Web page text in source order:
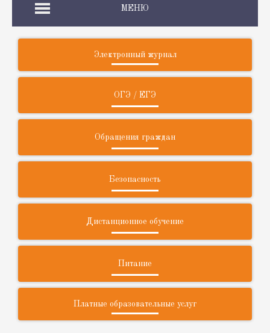
МЕНЮ
Электронный журнал
ОГЭ / ЕГЭ
Обращения граждан
Безопасность
Дистанционное обучение
Питание
Платные образовательные услуг